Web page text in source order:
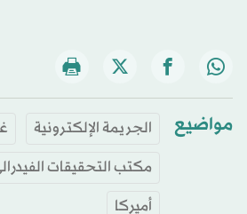
مواضيع الجريمة الإلكترونية
مكتب التحقيقات
أميركا